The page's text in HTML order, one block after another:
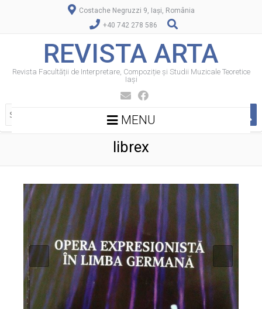
Costache Negruzzi 9, Iași, România
+40 742 278 586
REVISTA ARTA
Revista Facultății de Interpretare, Compoziție și Studii Muzicale Teoretice
Iași
MENU
librex